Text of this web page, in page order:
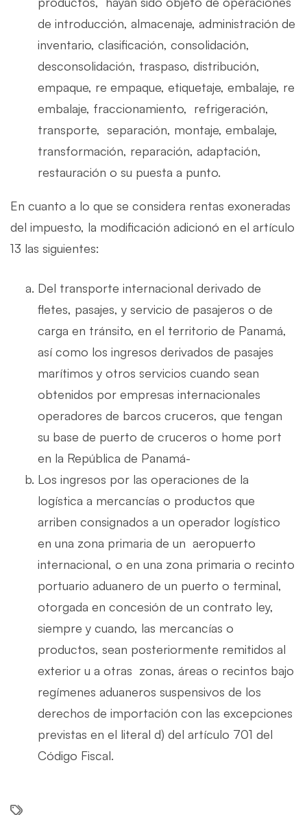
de introducción, almacenaje, administración de
inventario, clasificación, consolidación,
desconsolidación, traspaso, distribución,
empaque, re empaque, etiquetaje, embalaje, re
embalaje, fraccionamiento, refrigeración,
transporte, separación, montaje, embalaje,
transformación, reparación, adaptación,
restauración o su puesta a punto.
En cuanto a lo que se considera rentas exoneradas
del impuesto, la modificación adicionó en el artículo
13 las siguientes:
Del transporte internacional derivado de
fletes, pasajes, y servicio de pasajeros o de
carga en tránsito, en el territorio de Panamá,
así como los ingresos derivados de pasajes
marítimos y otros servicios cuando sean
obtenidos por empresas internacionales
operadores de barcos cruceros, que tengan
su base de puerto de cruceros o home port
en la República de Panamá-
Los ingresos por las operaciones de la
logística a mercancías o productos que
arriben consignados a un operador logístico
en una zona primaria de un aeropuerto
internacional, o en una zona primaria o recinto
portuario aduanero de un puerto o terminal,
otorgada en concesión de un contrato ley,
siempre y cuando, las mercancías o
productos, sean posteriormente remitidos al
exterior u a otras zonas, áreas o recintos bajo
regímenes aduaneros suspensivos de los
derechos de importación con las excepciones
previstas en el literal d) del artículo 701 del
Código Fiscal.